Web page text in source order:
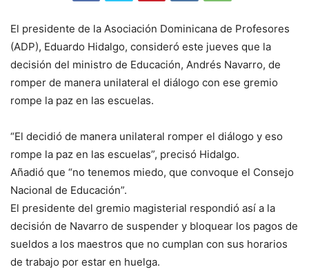
El presidente de la Asociación Dominicana de Profesores
(ADP), Eduardo Hidalgo, consideró este jueves que la
decisión del ministro de Educación, Andrés Navarro, de
romper de manera unilateral el diálogo con ese gremio
rompe la paz en las escuelas.
“El decidió de manera unilateral romper el diálogo y eso
rompe la paz en las escuelas”, precisó Hidalgo.
Añadió que “no tenemos miedo, que convoque el Consejo
Nacional de Educación”.
El presidente del gremio magisterial respondió así a la
decisión de Navarro de suspender y bloquear los pagos de
sueldos a los maestros que no cumplan con sus horarios
de trabajo por estar en huelga.